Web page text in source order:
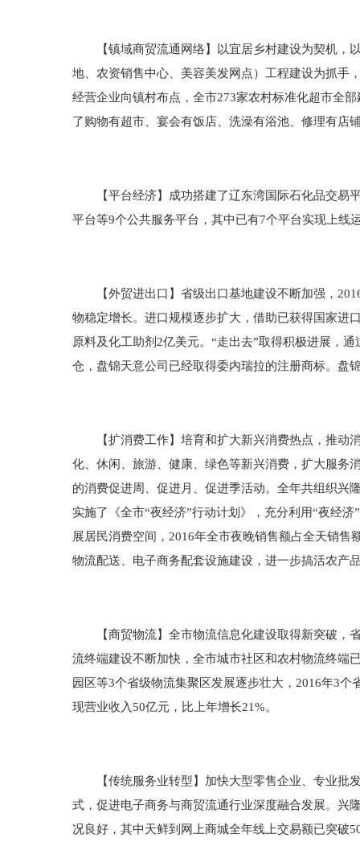
【镇域商贸流通网络】以宜居乡村建设为契机，以
地、农资销售中心、美容美发网点）工程建设为抓手
经营企业向镇村布点，全市273家农村标准化超市全
了购物有超市、宴会有饭店、洗澡有浴池、修理有店
【平台经济】成功搭建了辽东湾国际石化品交易平
平台等9个公共服务平台，其中已有7个平台实现上线
【外贸进出口】省级出口基地建设不断加强，
物稳定增长。进口规模逐步扩大，借助已获得国家进
原料及化工助剂2亿美元。“走出去”取得积极进展，
仓，盘锦天意公司已经取得委内瑞拉的注册商标。盘
【扩消费工作】培育和扩大新兴消费热点，推动消
化、休闲、旅游、健康、绿色等新兴消费，扩大服务
的消费促进周、促进月、促进季活动。全年共组织兴
实施了《全市“夜经济”行动计划》，充分利用“夜经
展居民消费空间，2016年全市夜晚销售额占全天销
物流配送、电子商务配套设施建设，进一步搞活农产
【商贸物流】全市物流信息化建设取得新突破，省
流终端建设不断加快，全市城市社区和农村物流终端
园区等3个省级物流集聚区发展逐步壮大，2016年3
现营业收入50亿元，比上年增长21%。
【传统服务业转型】加快大型零售企业、专业批发
式，促进电子商务与商贸流通行业深度融合发展。兴
况良好，其中天鲜到网上商城全年线上交易额已突破